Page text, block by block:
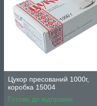
Цукор пресований 1000г,
коробка 15004
Готово до відправки